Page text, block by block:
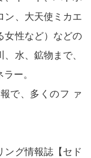
ン、大天使ミカエ
女性など）などの
水、鉱物まで、
ー。
で、多くのフ ァ
ング情報誌【セド